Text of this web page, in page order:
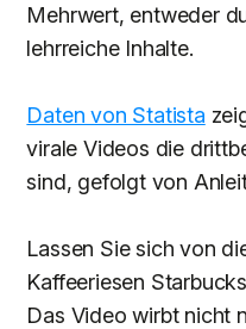
Mehrwert, entweder
lehrreiche Inhalte.
Daten von Statista
virale Videos die
sind, gefolgt von
Lassen Sie sich von
Kaffeeriesen
Das Video wirbt nicht